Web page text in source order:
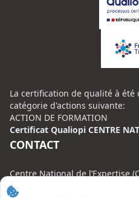
La certification de qualité à
catégorie d'actions suivante:
ACTION DE FORMATION
Certificat Qualiopi CENTRE
CONTACT
Centre National de l’Expertise
20 rue Henri Regnault, 75008